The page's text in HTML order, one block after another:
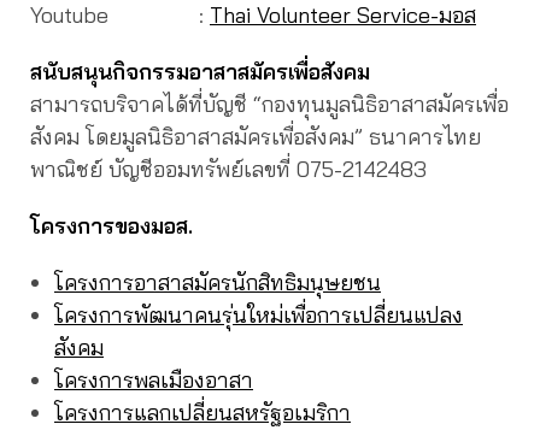
Youtube : Thai Volunteer Service-มอส
สนับสนุนกิจกรรมอาสาสมัครเพื่อสังคม
สามารถบริจาคได้ที่บัญชี “กองทุนมูลนิธิอาสาสมัครเพื่อ
สังคม โดยมูลนิธิอาสาสมัครเพื่อสังคม” ธนาคารไทย
พาณิชย์ บัญชีออมทรัพย์เลขที่ 075-2142483
โครงการของมอส.
โครงการอาสาสมัครนักสิทธิมนุษยชน
โครงการพัฒนาคนรุ่นใหม่เพื่อการเปลี่ยนแปลง
สังคม
โครงการพลเมืองอาสา
โครงการแลกเปลี่ยนสหรัฐอเมริกา